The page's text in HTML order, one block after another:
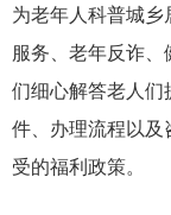
为老年人科普城
服务、老年反诈
们细心解答老人
件、办理流程以
受的福利政策。